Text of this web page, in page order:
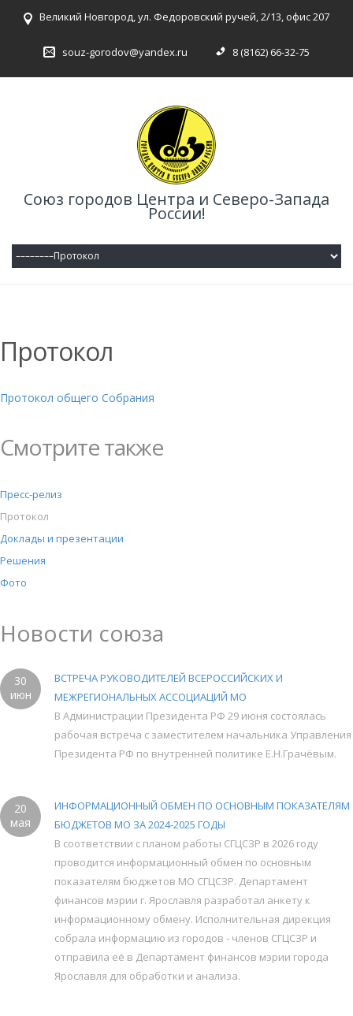
Великий Новгород, ул. Федоровский ручей, 2/13, офис 207
souz-gorodov@yandex.ru 8 (8162) 66-32-75
Союз городов Центра и Северо-Запада
России!
Протокол
Протокол общего Собрания
Смотрите также
Пресс-релиз
Протокол
Доклады и презентации
Решения
Фото
Новости союза
30
июн
ВСТРЕЧА РУКОВОДИТЕЛЕЙ ВСЕРОССИЙСКИХ И
МЕЖРЕГИОНАЛЬНЫХ АССОЦИАЦИЙ МО
В Администрации Президента РФ 29 июня состоялась
рабочая встреча с заместителем начальника Управления
Президента РФ по внутренней политике Е.Н.Грачёвым.
20
мая
ИНФОРМАЦИОННЫЙ ОБМЕН ПО ОСНОВНЫМ ПОКАЗАТЕЛЯМ
БЮДЖЕТОВ МО ЗА 2024-2025 ГОДЫ
В соответствии с планом работы СГЦСЗР в 2026 году
проводится информационный обмен по основным
показателям бюджетов МО СГЦСЗР. Департамент
финансов мэрии г. Ярославля разработал анкету к
информационному обмену. Исполнительная дирекция
собрала информацию из городов - членов СГЦСЗР и
отправила её в Департамент финансов мэрии города
Ярославля для обработки и анализа.